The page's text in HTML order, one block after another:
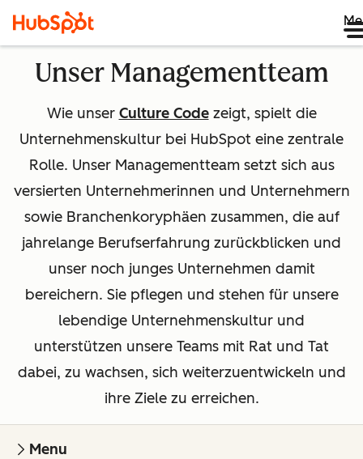
Unser Managementteam
Wie unser Culture Codezeigt, spielt die
Unternehmenskultur bei HubSpot eine zentrale
Rolle. Unser Managementteam setzt sich aus
versierten Unternehmerinnen und Unternehmern
sowie Branchenkoryphäen zusammen, die auf
jahrelange Berufserfahrung zurückblicken und
unser noch junges Unternehmen damit
bereichern. Sie pflegen und stehen für unsere
lebendige Unternehmenskultur und
unterstützen unsere Teams mit Rat und Tat
dabei, zu wachsen, sich weiterzuentwickeln und
ihre Ziele zu erreichen.
Menu